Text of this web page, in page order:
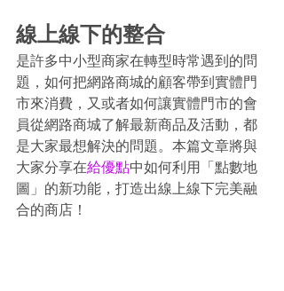
線上線下的整合
是許多中小型商家在轉型時常遇到的問
題，如何把網路商城的顧客帶到實體門
市來消費，又或者如何讓實體門市的會
員從網路商城了解最新商品及活動，都
是大家最想解決的問題。本篇文章將與
大家分享在給優點中如何利用「點數地
圖」的新功能，打造出線上線下完美融
合的商店！